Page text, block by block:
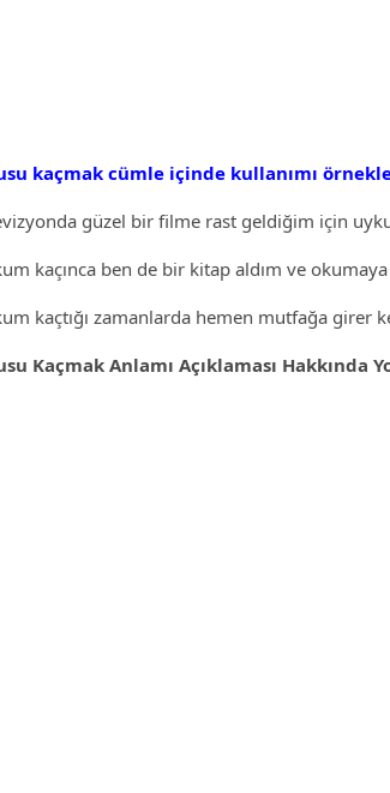
kaçmak cümle içinde kullanımı
güzel bir filme rast geldiğim için
kaçınca ben de bir kitap aldım ve okumaya
kaçtığı zamanlarda hemen mutfağa girer
Kaçmak Anlamı Açıklaması Hakkında